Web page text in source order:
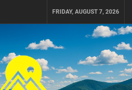
FRIDAY, AUGUST 7, 2026